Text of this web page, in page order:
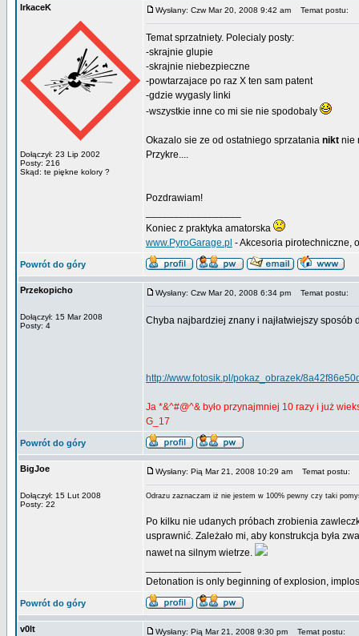
IrkaceK
Dołączył: 23 Lip 2002
Posty: 216
Skąd: te piękne kolory ?
Wysłany: Czw Mar 20, 2008 9:42 am Temat postu:
Temat sprzatniety. Polecialy posty:
-skrajnie glupie
-skrajnie niebezpieczne
-powtarzajace po raz X ten sam patent
-gdzie wygasly linki
-wszystkie inne co mi sie nie spodobaly
Okazalo sie ze od ostatniego sprzatania nikt nie
Przykre....
Pozdrawiam!
Koniec z praktyka amatorska
www.PyroGarage.pl - Akcesoria pirotechniczne,
Powrót do góry
Przekopicho
Dołączył: 15 Mar 2008
Posty: 4
Wysłany: Czw Mar 20, 2008 6:34 pm Temat postu:
Chyba najbardziej znany i najłatwiejszy sposób
http://www.fotosik.pl/pokaz_obrazek/
Ja *&^#@^& było przynajmniej 10 razy i już
G_17
Powrót do góry
BigJoe
Dołączył: 15 Lut 2008
Posty: 22
Wysłany: Pią Mar 21, 2008 10:29 am Temat postu:
Odrazu zaznaczam iż nie jestem w 100% pewny czy taki
Po kilku nie udanych próbach zrobienia
usprawnić. Zależało mi, aby konstrukcja była
nawet na silnym wietrze.
Detonation is only beginning of explosion,
Powrót do góry
v0lt Wysłany: Pią Mar 21, 2008 9:30 pm Temat postu: